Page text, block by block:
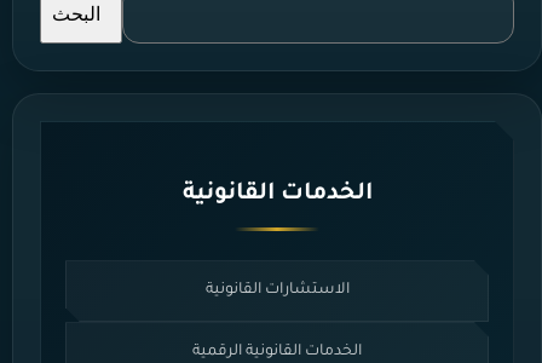
البحث
الخدمات القانونية
الاستشارات القانونية
الخدمات القانونية الرقمية